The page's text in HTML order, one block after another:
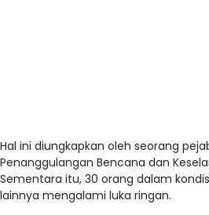
Hal ini diungkapkan oleh seorang
Penanggulangan Bencana dan
Sementara itu, 30 orang dalam
lainnya mengalami luka ringan.